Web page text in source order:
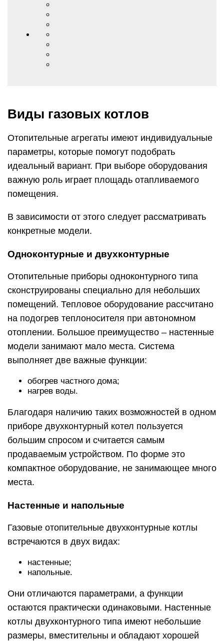
Виды газовых котлов
Отопительные агрегаты имеют индивидуальные
параметры, которые помогут подобрать
идеальный вариант. При выборе оборудования
важную роль играет площадь отапливаемого
помещения.
В зависимости от этого следует рассматривать
конкретные модели.
Одноконтурные и двухконтурные
Отопительные приборы одноконтурного типа
сконструированы специально для небольших
помещений. Тепловое оборудование рассчитано
на подогрев теплоносителя при автономном
отоплении. Большое преимущество – настенные
модели занимают мало места. Система
выполняет две важные функции:
обогрев частного дома;
нагрев воды.
Благодаря наличию таких возможностей в одном
приборе двухконтурный котел пользуется
большим спросом и считается самым
продаваемым устройством. По форме это
компактное оборудование, не занимающее много
места.
Настенные и напольные
Газовые отопительные двухконтурные котлы
встречаются в двух видах:
настенные;
напольные.
Они отличаются параметрами, а функции
остаются практически одинаковыми. Настенные
котлы двухконтурного типа имеют небольшие
размеры, вместительны и обладают хорошей